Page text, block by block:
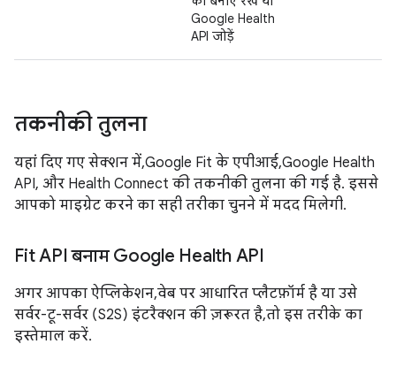
Google Health
API जोड़ें
तकनीकी तुलना
यहां दिए गए सेक्शन में, Google Fit के एपीआई, Google Health
API, और Health Connect की तकनीकी तुलना की गई है. इससे
आपको माइग्रेट करने का सही तरीका चुनने में मदद मिलेगी.
Fit API बनाम Google Health API
अगर आपका ऐप्लिकेशन, वेब पर आधारित प्लैटफ़ॉर्म है या उसे
सर्वर-टू-सर्वर (S2S) इंटरैक्शन की ज़रूरत है, तो इस तरीके का
इस्तेमाल करें.